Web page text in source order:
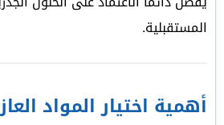
المستقبلية.
أهمية اختيار المواد